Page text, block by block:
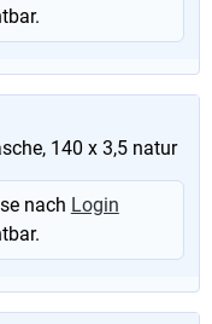
140 x 3,5 natur
nach Login